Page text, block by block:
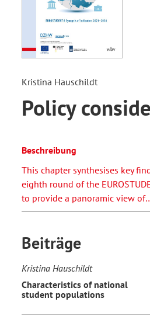
Kristina Hauschildt
Policy
Beschreibung
This chapter synthesises key
eighth round of the
to provide a panoramic view
Beiträge
Kristina Hauschildt
Characteristics of national
student populations